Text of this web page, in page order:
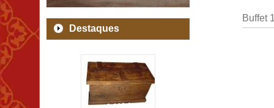
Destaques
Buffet